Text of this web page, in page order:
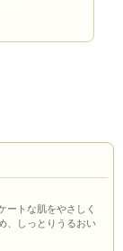
ートな肌をやさしく
、しっとりうるおい